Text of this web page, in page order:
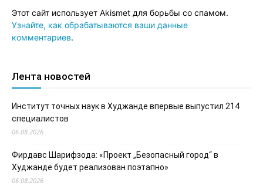
Этот сайт использует Akismet для борьбы со спамом.
Узнайте, как обрабатываются ваши данные
комментариев.
Лента новостей
Институт точных наук в Худжанде впервые выпустил 214
специалистов
06.08.2026
Фирдавс Шарифзода: «Проект „Безопасный город“ в
Худжанде будет реализован поэтапно»
06.08.2026